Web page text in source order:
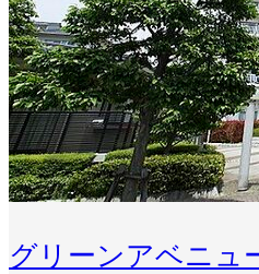
グリーンアベニュ